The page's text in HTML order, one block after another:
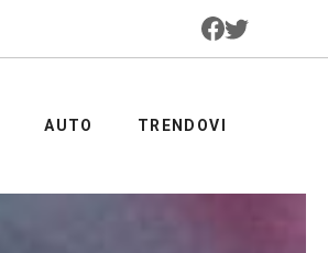
AUTO TRENDOVI